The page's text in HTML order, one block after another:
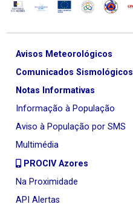
Avisos Meteorológicos
Comunicados Sismológicos
Notas Informativas
Informação à População
Aviso à População por SMS
Multimédia
PROCIV Azores
Na Proximidade
API Alertas